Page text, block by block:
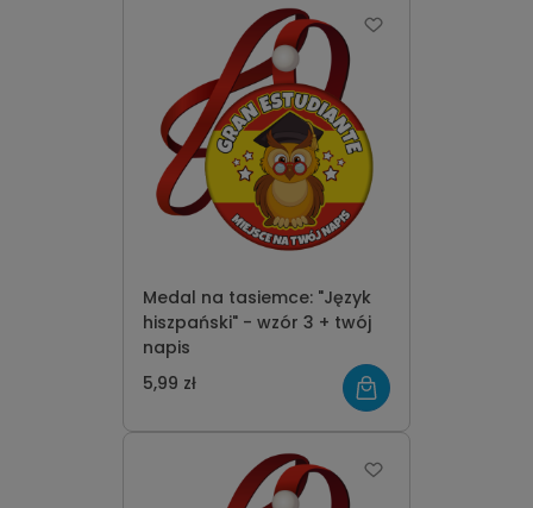
Medal na tasiemce: "Język
hiszpański" - wzór 3 + twój
napis
5,99 zł